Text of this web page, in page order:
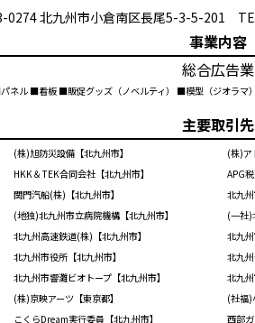
0274 北九州市小倉南区長尾5-3-5-201
事業内容
総合広告業
ネル ■看板 ■販促グッズ（ノベルティ） ■模型（ジオラ
主要取引先
(株)旭防災設備【北九州市】 (株)ア
HKK＆TEK合同会社【北九州市】 APG
関門汽船(株)【北九州市】 北九
(地独)北九州市立病院機構【北九州市】
北九州高速鉄道(株)【北九州市】 北九
北九州市役所【北九州市】 北九
北九州市響灘ビオトープ【北九州市】 北九
(株)京映アーツ【東京都】 (社福)
こくらDream実行委員【北九州市】 西部